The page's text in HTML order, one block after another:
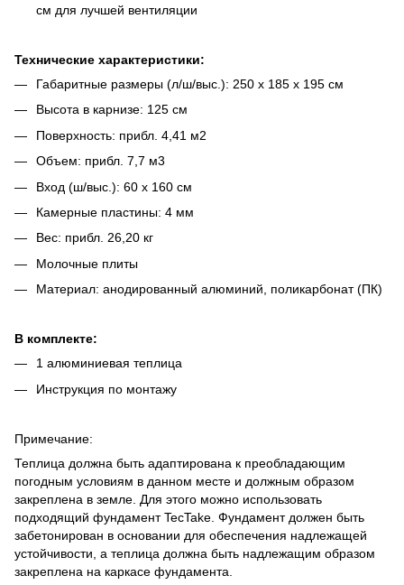
см для лучшей вентиляции
Технические характеристики:
Габаритные размеры (л/ш/выс.): 250 x 185 x 195 см
Высота в карнизе: 125 см
Поверхность: прибл. 4,41 м2
Объем: прибл. 7,7 м3
Вход (ш/выс.): 60 x 160 см
Камерные пластины: 4 мм
Вес: прибл. 26,20 кг
Молочные плиты
Материал: анодированный алюминий, поликарбонат (ПК)
В комплекте:
1 алюминиевая теплица
Инструкция по монтажу
Примечание:
Теплица должна быть адаптирована к преобладающим
погодным условиям в данном месте и должным образом
закреплена в земле. Для этого можно использовать
подходящий фундамент TecTake. Фундамент должен быть
забетонирован в основании для обеспечения надлежащей
устойчивости, а теплица должна быть надлежащим образом
закреплена на каркасе фундамента.